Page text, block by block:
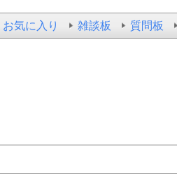
お気に入り 雑談板 質問板